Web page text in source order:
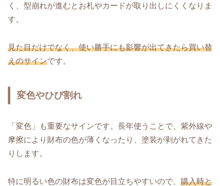
く、型崩れが進むとお札やカードが取り出しにくくなりま
す。
見た目だけでなく、使い勝手にも影響が出てきたら買い替
えのサインです。
変色やひび割れ
「変色」も重要なサインです。長年使うことで、紫外線や
摩擦により財布の色が薄くなったり、塗装が剥がれてきた
りします。
特に明るい色の財布は変色が目立ちやすいので、 購入時と